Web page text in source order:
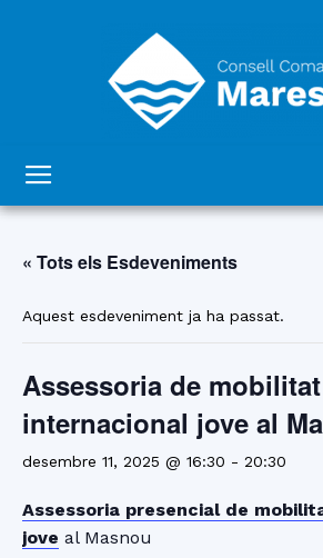
del
« Tots els Esdeveniments
Aquest esdeveniment ja ha passat.
Assessoria de mobilitat
internacional jove al
desembre 11, 2025 @ 16:30 - 20:30
Assessoria presencial de
jove al Masnou